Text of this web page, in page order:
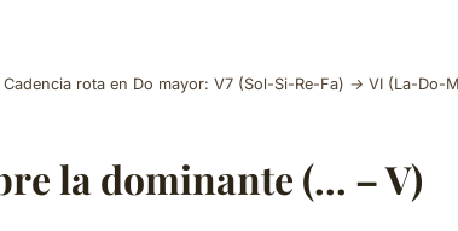
Cadencia rota en Do mayor: V7 (Sol-Si-Re-Fa) → VI (La-Do-
la dominante (… – V)